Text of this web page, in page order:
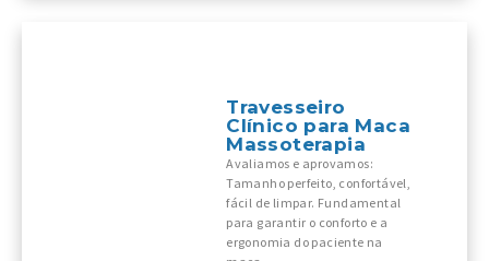
Travesseiro
Clínico para Maca
Massoterapia
Avaliamos e aprovamos:
Tamanho perfeito, confortável,
fácil de limpar. Fundamental
para garantir o conforto e a
ergonomia do paciente na